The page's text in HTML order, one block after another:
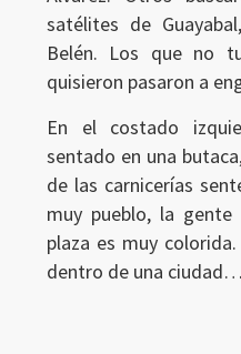
satélites de
Belén. Los que no
quisieron pasaron a
En el costado
sentado en una
de las carnicerías
muy pueblo, la
plaza es muy
dentro de una